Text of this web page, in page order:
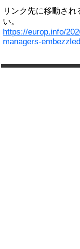
リンク先に移動さ
い。
https://europ.info/
managers-